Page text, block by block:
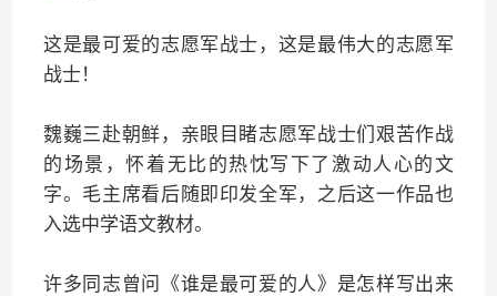
这是最可爱的志愿军战士，这是最伟大的志愿军
战士！
魏巍三赴朝鲜，亲眼目睹志愿军战士们艰苦作战
的场景，怀着无比的热忱写下了激动人心的文
字。毛主席看后随即印发全军，之后这一作品也
入选中学语文教材。
许多同志曾问《谁是最可爱的人》是怎样写出来